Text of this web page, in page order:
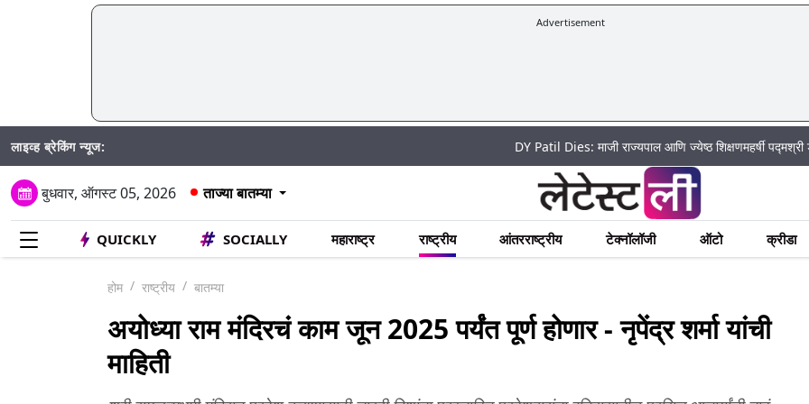
Advertisement
लाइव्ह ब्रेकिंग न्यूज: DY Patil Dies: माजी राज्यपाल आणि ज्येष्ठ शिक्षणमहर्षी पद्मश्री डॉ. डी.
बुधवार, ऑगस्ट 05, 2026 ताज्या बातम्या
QUICKLY SOCIALLY महाराष्ट्र राष्ट्रीय आंतरराष्ट्रीय टेक्नॉलॉजी ऑटो क्रीडा
होम राष्ट्रीय बातम्या
अयोध्या राम मंदिरचं काम जून 2025 पर्यंत पूर्ण होणार - नृपेंद्र शर्मा यांची
माहिती